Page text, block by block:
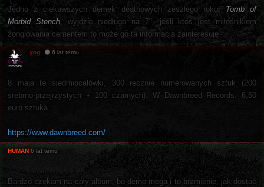
Jedno z ciekawszych demek deathowych zeszłego roku, Tomb of
Morbid Stench, wyjdzie niedługo na 7", jeśli ktoś jest miłośnikiem
żonglowania cementem to może go ta informacja zainteresuje.
yog 6 lat temu
8 maja te siedmiocalówki, 300 ręcznie numerowanych sztuk (200
srebrno-przejrzystych + 100 czarnych). W Dawnbreed Records. 6,50
euro sztuka.
https://www.dawnbreed.com/
HUMAN 6 lat temu
Bardzo czekam na cały album, bo demo mega i to brzmienie, jak dostać